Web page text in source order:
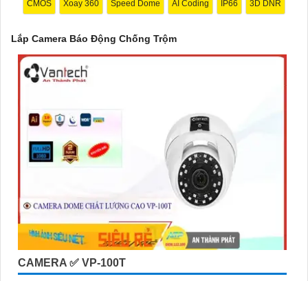
bạn có thể theo dõi từ xa qua điện thoại di động hoặc máy tính.
đặt để tránh rắc rối trong quá trình sử dụng.
Tùy theo nhu cầu và ngân sách của bạn, bạn có thể tham khảo
các thương hiệu Camera Báo Động Chống Trộm nổi tiếng như
khác. Để chọn được sản phẩm phù hợp, bạn nên tham khảo các
đánh giá, so sánh và tư vấn từ các chuyên gia hoặc người đã sử
dụng sản phẩm trước đó.
CMOS Xoay 360 Speed Dome AI Coding IP66 3D DNR
Lắp Camera Báo Động Chống Trộm
CAMERA ✅ VP-100T